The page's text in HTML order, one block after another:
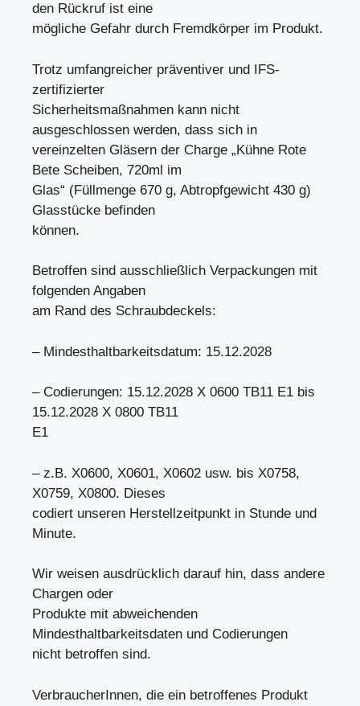
den Rückruf ist eine
mögliche Gefahr durch Fremdkörper im Produkt.
Trotz umfangreicher präventiver und IFS-
zertifizierter
Sicherheitsmaßnahmen kann nicht
ausgeschlossen werden, dass sich in
vereinzelten Gläsern der Charge „Kühne Rote
Bete Scheiben, 720ml im
Glas“ (Füllmenge 670 g, Abtropfgewicht 430 g)
Glasstücke befinden
können.
Betroffen sind ausschließlich Verpackungen mit
folgenden Angaben
am Rand des Schraubdeckels:
– Mindesthaltbarkeitsdatum: 15.12.2028
– Codierungen: 15.12.2028 X 0600 TB11 E1 bis
15.12.2028 X 0800 TB11
E1
– z.B. X0600, X0601, X0602 usw. bis X0758,
X0759, X0800. Dieses
codiert unseren Herstellzeitpunkt in Stunde und
Minute.
Wir weisen ausdrücklich darauf hin, dass andere
Chargen oder
Produkte mit abweichenden
Mindesthaltbarkeitsdaten und Codierungen
nicht betroffen sind.
VerbraucherInnen, die ein betroffenes Produkt